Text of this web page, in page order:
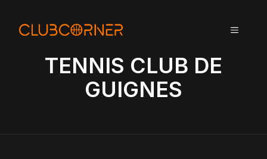
MENU
TENNIS CLUB DE
GUIGNES